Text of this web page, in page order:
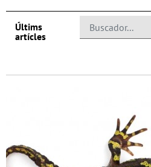
Últims
artícles